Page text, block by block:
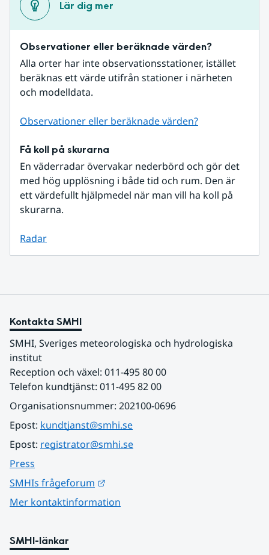
Lär dig mer
Observationer eller beräknade värden?
Alla orter har inte observationsstationer, istället
beräknas ett värde utifrån stationer i närheten
och modelldata.
Observationer eller beräknade värden?
Få koll på skurarna
En väderradar övervakar nederbörd och gör det
med hög upplösning i både tid och rum. Den är
ett värdefullt hjälpmedel när man vill ha koll på
skurarna.
Radar
Kontakta SMHI
SMHI, Sveriges meteorologiska och hydrologiska
institut
Reception och växel: 011-495 80 00
Telefon kundtjänst: 011-495 82 00
Organisationsnummer: 202100-0696
Epost: kundtjanst@smhi.se
Epost: registrator@smhi.se
Press
SMHIs frågeforum
Mer kontaktinformation
SMHI-länkar